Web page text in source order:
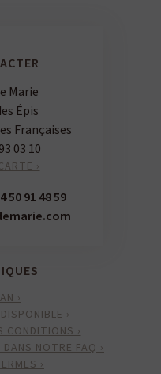
Marie
Épis
Françaises
03 10
›
50 91 48 59
›
›
CONDITIONS ›
NOTRE FAQ ›
›